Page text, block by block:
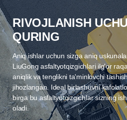
RIVOJLANISH
QURING
Aniq ishlar uchun sizga aniq
LiuGong asfaltyotqizgichlari ilg'or
aniqlik va tenglikni ta'minlovchi
jihozlangan. Ideal birlashuvni
birga bu asfaltyotqizgichlar sizning
oladi.